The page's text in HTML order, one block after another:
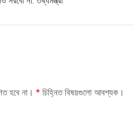
হবে না। * চিহ্নিত বিষয়গুলো আবশ্যক।